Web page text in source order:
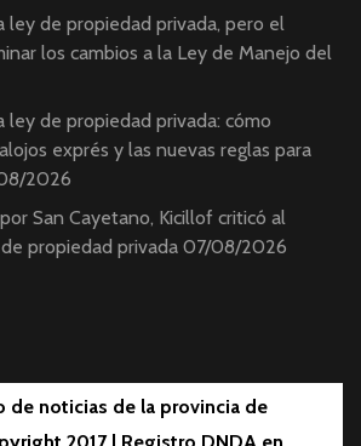
ley de propiedad privada, pero el
los cambios a la Ley de Manejo del
ley de propiedad privada: cómo
exprés y las nuevas reglas para
2026
San Cayetano, Kicillof criticó al
propiedad privada 07/08/2026
de noticias de la provincia de